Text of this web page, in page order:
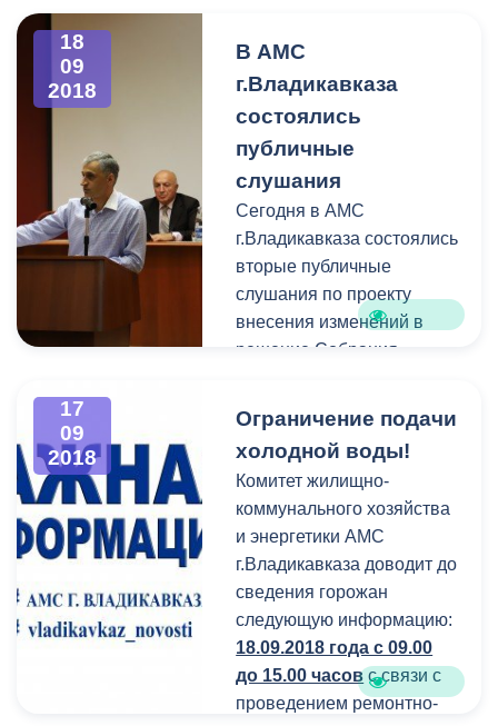
г.Владикавказ. С
вопросами граждан в ходе
беседы, инициированной
жителями указанного
микрорайона также
ознакомились заместитель
главы АМС
, руководитель
ООО «Эталон» Иван
Ушаридзе
18
09
2018
В АМС
г.Владикавказа
состоялись
публичные
слушания
Сегодня в АМС
г.Владикавказа состоялись
вторые публичные
слушания по проекту
внесения изменений в
решение Собрания
утверждении
Генерального плана
муниципального
образования городской
округ г.Владикавказ» по
земельным участкам,
расположенным по
адресу: РСО-Алания,
г.Владикавказ, ул.Максима
Горького,1; ул.Максима
Горького,1«в»и
17
09
2018
Ограничение подачи
холодной воды!
Комитет жилищно-
коммунального хозяйства
и энергетики АМС
г.Владикавказа доводит до
сведения горожан
следующую информацию:
18.09.2018 года с 09.00
до 15.00 часовс связи с
проведением ремонтно-